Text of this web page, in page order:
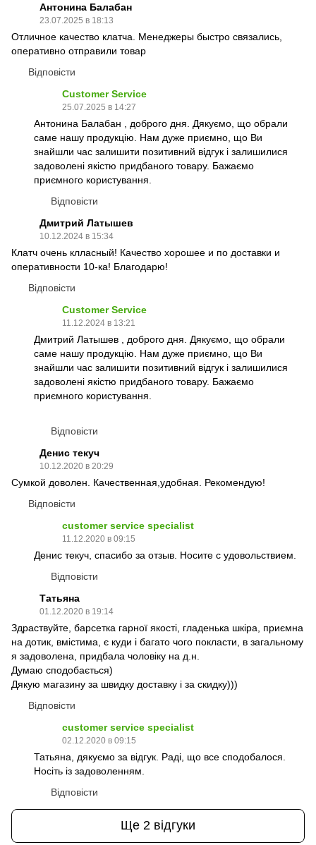
Антонина Балабан
23.07.2025 в 18:13
Отличное качество клатча. Менеджеры быстро связались,
оперативно отправили товар
Відповісти
Customer Service
25.07.2025 в 14:27
Антонина Балабан , доброго дня. Дякуємо, що обрали
саме нашу продукцію. Нам дуже приємно, що Ви
знайшли час залишити позитивний відгук і залишилися
задоволені якістю придбаного товару. Бажаємо
приємного користування.
Відповісти
Дмитрий Латышев
10.12.2024 в 15:34
Клатч очень клласный! Качество хорошее и по доставки и
оперативности 10-ка! Благодарю!
Відповісти
Customer Service
11.12.2024 в 13:21
Дмитрий Латышев , доброго дня. Дякуємо, що обрали
саме нашу продукцію. Нам дуже приємно, що Ви
знайшли час залишити позитивний відгук і залишилися
задоволені якістю придбаного товару. Бажаємо
приємного користування.
Відповісти
Денис текуч
10.12.2020 в 20:29
Сумкой доволен. Качественная,удобная. Рекомендую!
Відповісти
customer service specialist
11.12.2020 в 09:15
Денис текуч, спасибо за отзыв. Носите с удовольствием.
Відповісти
Татьяна
01.12.2020 в 19:14
Здраствуйте, барсетка гарної якості, гладенька шкіра, приємна
на дотик, вмістима, є куди і багато чого покласти, в загальному
я задоволена, придбала чоловіку на д.н.
Думаю сподобається)
Дякую магазину за швидку доставку і за скидку)))
Відповісти
customer service specialist
02.12.2020 в 09:15
Татьяна, дякуємо за відгук. Раді, що все сподобалося.
Носіть із задоволенням.
Відповісти
Ще 2 відгуки